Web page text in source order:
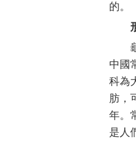
的。
中國
科為
肪，
年。
是人